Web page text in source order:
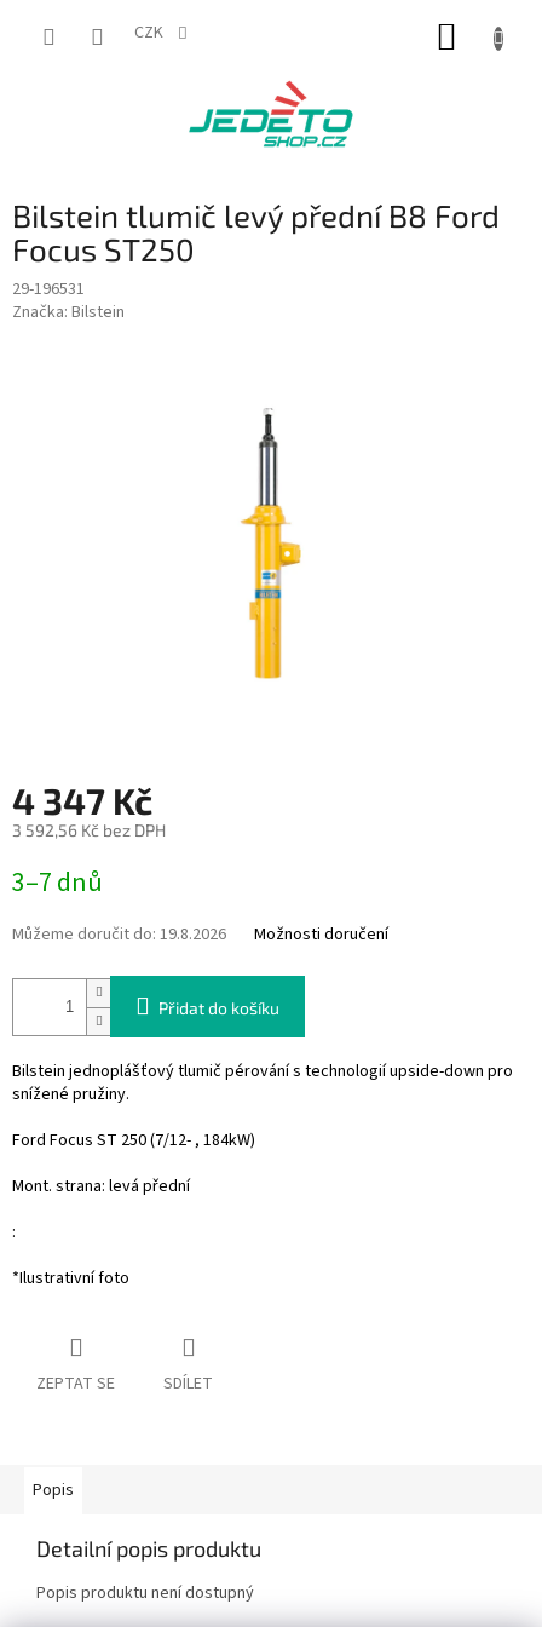
CZK
Bilstein tlumič levý přední B8 Ford
Focus ST250
29-196531
Značka: Bilstein
4 347 Kč
3 592,56 Kč bez DPH
cena:
3–7 dnů
Můžeme doručit do: 19.8.2026 Možnosti doručení
Přidat do košíku
Bilstein jednoplášťový tlumič pérování s technologií upside-down pro
snížené pružiny.
Ford Focus ST 250 (7/12- , 184kW)
Mont. strana: levá přední
:
*Ilustrativní foto
ZEPTAT SE SDÍLET
Popis
Detailní popis produktu
Popis produktu není dostupný